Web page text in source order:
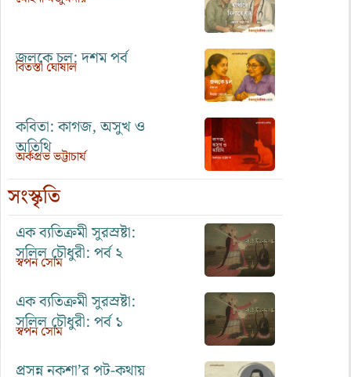
জলকে চল: দশম পর্ব
বিতস্তা ঘোষাল
কবিতা: কাগজ, অসুখ ও
অতিথি
অর্কপ্রভ ভট্টাচার্য
সংস্কৃতি
এক ব্যতিক্রমী সুরস্রষ্টা:
সলিল চৌধুরী: পর্ব ২
স্বপন সোম
এক ব্যতিক্রমী সুরস্রষ্টা:
সলিল চৌধুরী: পর্ব ১
স্বপন সোম
প্রসন্ন নকশা’র পট-কথায়